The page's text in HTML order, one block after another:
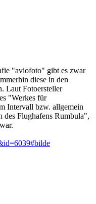
"aviofoto" gibt es zwar
diese in den
Laut Fotoersteller
"Werkes für
Intervall bzw. allgemein
des Flughafens Rumbula",